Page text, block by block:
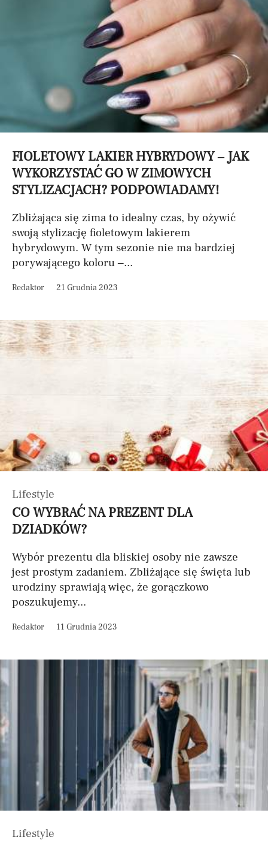
FIOLETOWY LAKIER HYBRYDOWY – JAK
WYKORZYSTAĆ GO W ZIMOWYCH
STYLIZACJACH? PODPOWIADAMY!
Zbliżająca się zima to idealny czas, by ożywić
swoją stylizację fioletowym lakierem
hybrydowym. W tym sezonie nie ma bardziej
porywającego koloru –...
Redaktor 21 Grudnia 2023
Lifestyle
CO WYBRAĆ NA PREZENT DLA
DZIADKÓW?
Wybór prezentu dla bliskiej osoby nie zawsze
jest prostym zadaniem. Zbliżające się święta lub
urodziny sprawiają więc, że gorączkowo
poszukujemy...
Redaktor 11 Grudnia 2023
Lifestyle